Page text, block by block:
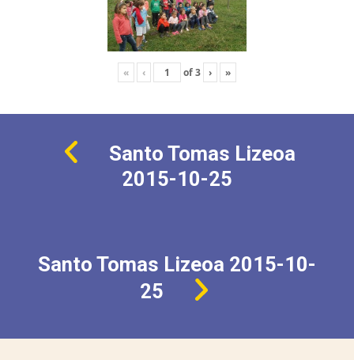
« ‹ of3 › »
Santo Tomas Lizeoa
2015-10-25
Santo Tomas Lizeoa 2015-10-
25